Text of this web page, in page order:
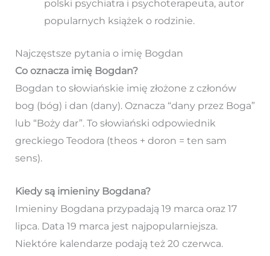
polski psychiatra i psychoterapeuta, autor
popularnych książek o rodzinie.
Najczęstsze pytania o imię Bogdan
Co oznacza imię Bogdan?
Bogdan to słowiańskie imię złożone z członów
bog (bóg) i dan (dany). Oznacza “dany przez Boga”
lub “Boży dar”. To słowiański odpowiednik
greckiego Teodora (theos + doron = ten sam
sens).
Kiedy są imieniny Bogdana?
Imieniny Bogdana przypadają 19 marca oraz 17
lipca. Data 19 marca jest najpopularniejsza.
Niektóre kalendarze podają też 20 czerwca.